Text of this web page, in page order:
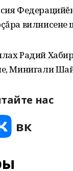
вилнисене
Радий
Минигали
нас